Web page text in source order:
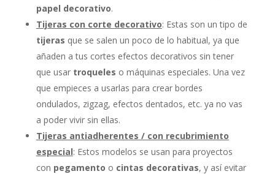
papel decorativo.
Tijeras con corte decorativo: Estas son un tipo de
tijeras que se salen un poco de lo habitual, ya que
añaden a tus cortes efectos decorativos sin tener
que usar troqueles o máquinas especiales. Una vez
que empieces a usarlas para crear bordes
ondulados, zigzag, efectos dentados, etc. ya no vas
a poder vivir sin ellas.
Tijeras antiadherentes / con recubrimiento
especial: Estos modelos se usan para proyectos
con pegamento o cintas decorativas, y así evitar